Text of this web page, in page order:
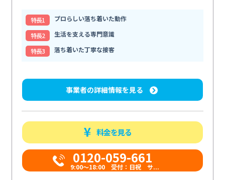
特⻑1
プロらしい落ち着いた動作
特⻑2
生活を支える専門意識
特⻑3
落ち着いた丁寧な接客
事業者の詳細情報を見る
料金を見る
0120-059-661
9:00〜18:00 受付：日祝 サ...